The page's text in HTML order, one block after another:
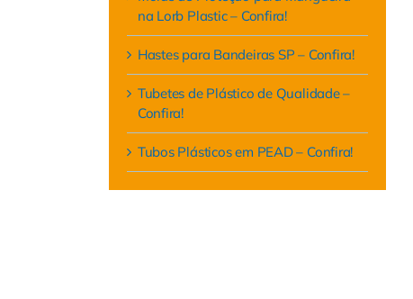
na Lorb Plastic – Confira!
Hastes para Bandeiras SP – Confira!
Tubetes de Plástico de Qualidade –
Confira!
Tubos Plásticos em PEAD – Confira!